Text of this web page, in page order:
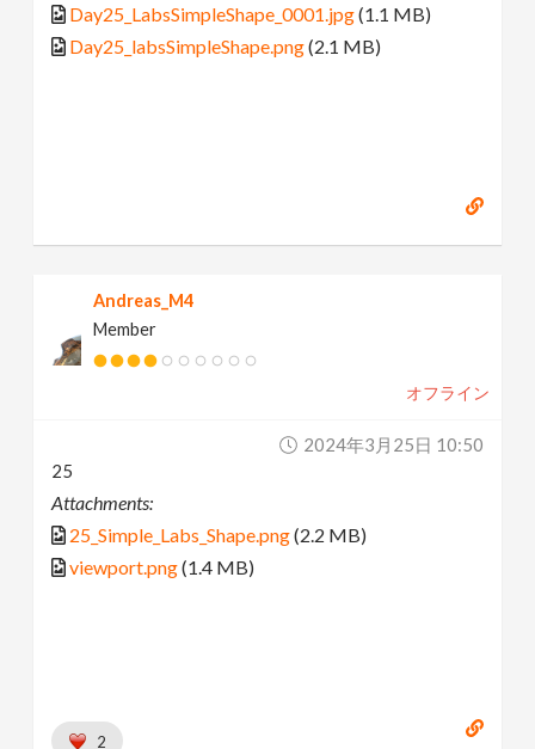
Day25_LabsSimpleShape_0001.jpg(1.1 MB)
Day25_labsSimpleShape.png(2.1 MB)
Andreas_M4
Member
オフライン
2024年3月25日 10:50
25
Attachments:
25_Simple_Labs_Shape.png(2.2 MB)
viewport.png(1.4 MB)
2